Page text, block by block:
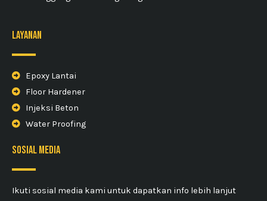
Layanan
Epoxy Lantai
Floor Hardener
Injeksi Beton
Water Proofing
sosial media
Ikuti sosial media kami untuk dapatkan info lebih lanjut